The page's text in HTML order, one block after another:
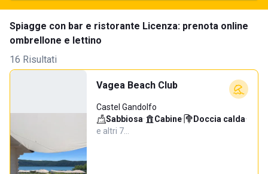
Spiagge con bar e ristorante Licenza: prenota online
ombrellone e lettino
16 Risultati
Vagea Beach Club
Castel Gandolfo
Sabbiosa· Cabine· Doccia calda·
e altri 7…